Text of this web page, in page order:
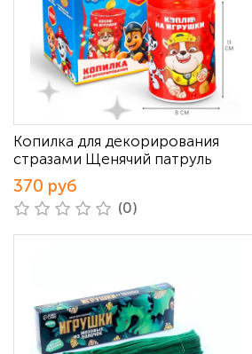
Копилка для декорирования
стразами Щенячий патруль
370 руб
(0)